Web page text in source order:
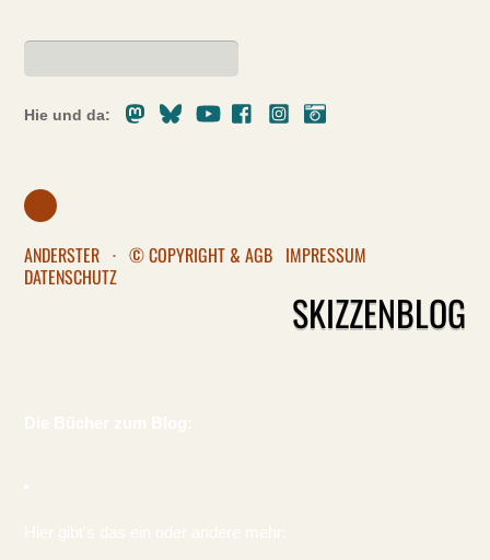
Hie und da:
MastodonBlueskyYoutubeFacebookInstagram
ANDERSTER · © COPYRIGHT & AGB IMPRESSUM
DATENSCHUTZ
SKIZZENBLOG